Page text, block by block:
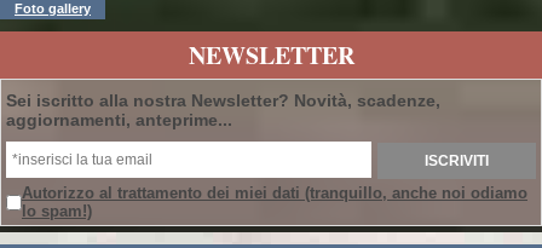
Foto gallery
NEWSLETTER
Sei iscritto alla nostra Newsletter? Novità, scadenze,
aggiornamenti, anteprime...
Autorizzo al trattamento dei miei dati (tranquillo, anche noi odiamo
lo spam!)